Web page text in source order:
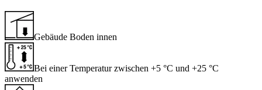
Gebäude Boden innen
Bei einer Temperatur zwischen +5 °C und +25 °C
anwenden